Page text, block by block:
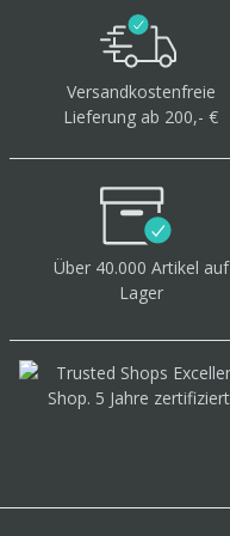
Versandkostenfreie
Lieferung ab 200,- €
Über 40.000 Artikel auf
Lager